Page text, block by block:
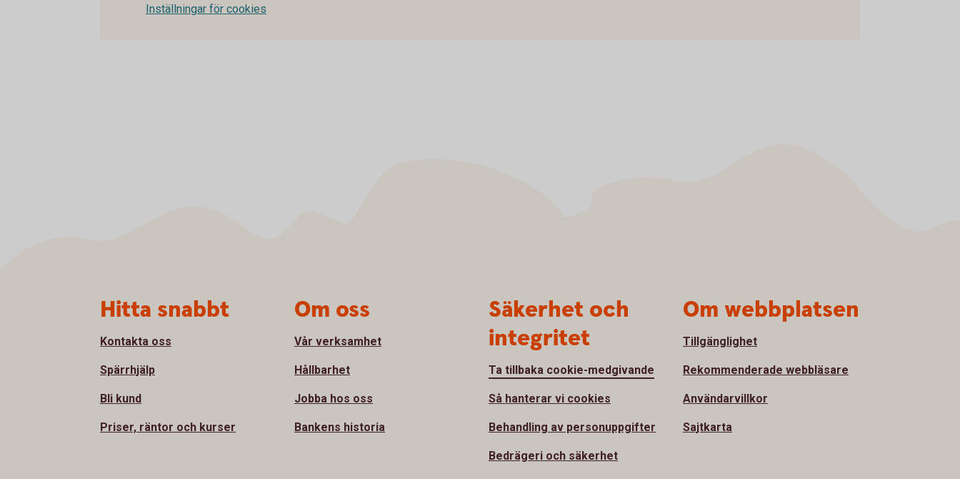
Inställningar för cookies
Hitta snabbt
Kontakta oss
Spärrhjälp
Bli kund
Priser, räntor och kurser
Om oss
Vår verksamhet
Hållbarhet
Jobba hos oss
Bankens historia
Säkerhet och
integritet
Ta tillbaka cookie-medgivande
Så hanterar vi cookies
Behandling av personuppgifter
Bedrägeri och säkerhet
Om webbplatsen
Tillgänglighet
Rekommenderade webbläsare
Användarvillkor
Sajtkarta